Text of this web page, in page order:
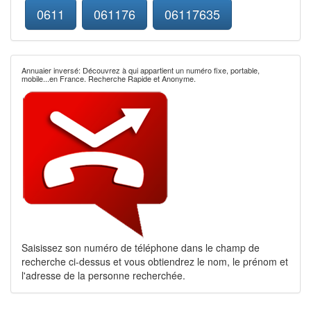
0611 061176 06117635
Annuaier inversé: Découvrez à qui appartient un numéro fixe, portable,
mobile...en France. Recherche Rapide et Anonyme.
Saisissez son numéro de téléphone dans le champ de
recherche ci-dessus et vous obtiendrez le nom, le prénom et
l'adresse de la personne recherchée.